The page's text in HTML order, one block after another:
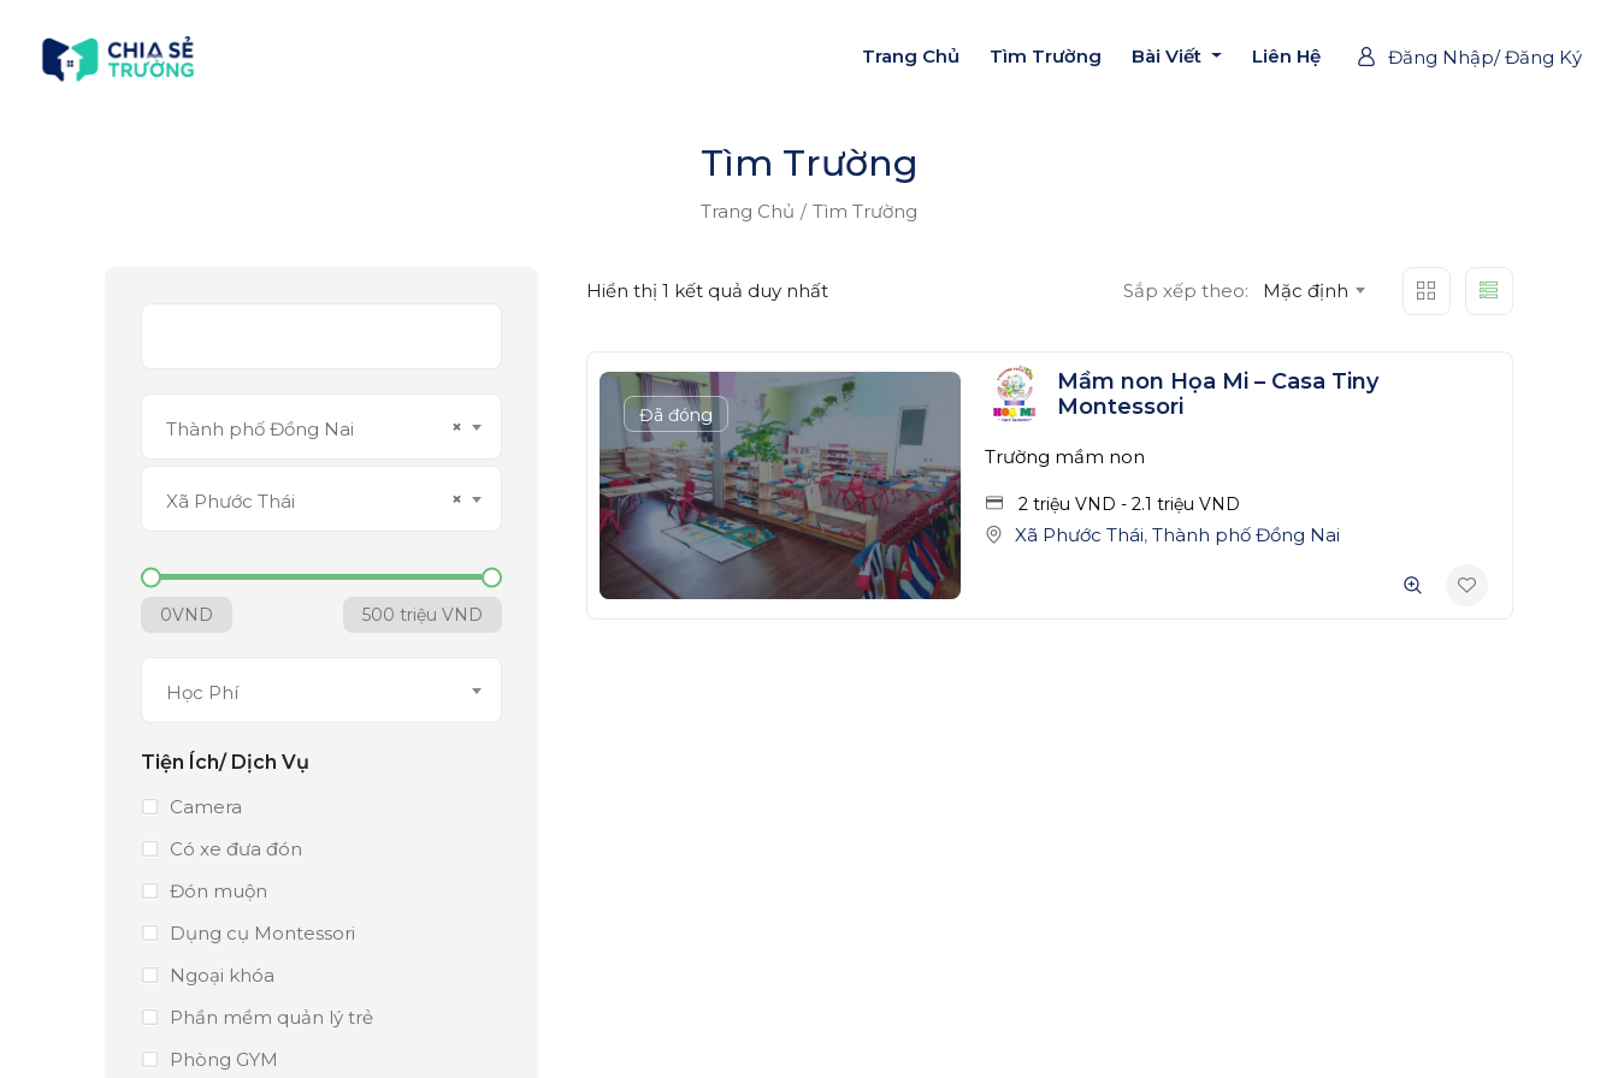
Trang Chủ Tìm Trường Bài Viết Liên Hệ Đăng Nhập/ Đăng Ký
Tìm Trường
Trang Chủ Tìm Trường
×
Thành phố Đồng Nai
×
Xã Phước Thái
0VND 500 triệu VND
Học Phí
Tiện Ích/ Dịch Vụ
Camera
Có xe đưa đón
Đón muộn
Dụng cụ Montessori
Ngoại khóa
Phần mềm quản lý trẻ
Phòng GYM
Hiển thị 1 kết quả duy nhất Sắp xếp theo: Mặc định
Đã đóng
Mầm non Họa Mi – Casa Tiny
Montessori
Trường mầm non
2 triệu VND - 2.1 triệu VND
Xã Phước Thái, Thành phố Đồng Nai